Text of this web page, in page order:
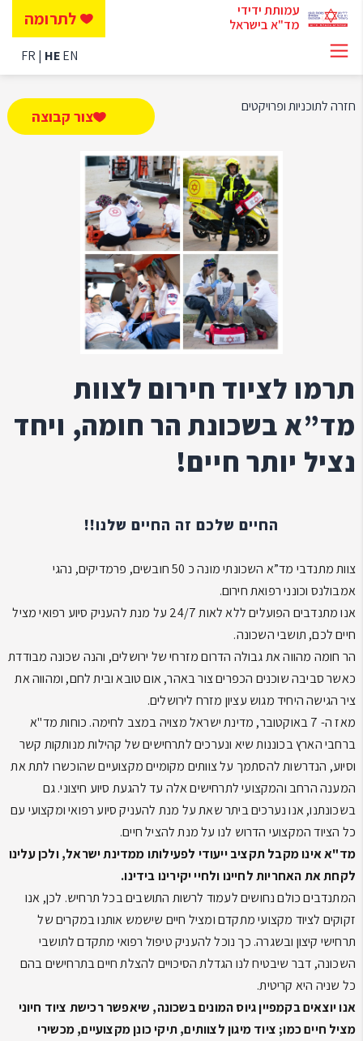
עמותת ידידי
מד"א בישראל
לתרומה
FR HEEN
צור קבוצה
חזרה לתוכניות ופרויקטים
תרמו לציוד חירום לצוות
מד”א בשכונת הר חומה, ויחד
נציל יותר חיים!
החיים שלכם זה החיים שלנו!!
צוות מתנדבי מד”א השכונתי מונה כ 50 חובשים, פרמדיקים, נהגי
אמבולנס וכונני רפואת חירום.
אנו מתנדבים הפועלים ללא לאות 24/7 על מנת להעניק סיוע רפואי מציל
חיים לכם, תושבי השכונה.
הר חומה מהווה את גבולה הדרום מזרחי של ירושלים, והנה שכונה מבודדת
כאשר סביבה שוכנים הכפרים צור באהר, אום טובא ובית לחם, ומהווה את
ציר הגישה היחיד מגוש עציון מזרח לירושלים.
מאז ה- 7 באוקטובר, מדינת ישראל מצויה במצב לחימה. כוחות מד"א
ברחבי הארץ בכוננות שיא ונערכים לתרחישים של קהילות מנותקות קשר
וסיוע, הנדרשות להסתמך על צוותים מקומיים מקצועיים שהוכשרו לתת את
המענה הרחב והמקצועי לתרחישים אלה עד להגעת סיוע חיצוני. גם
בשכונתנו, אנו נערכים ביתר שאת על מנת להעניק סיוע רפואי ומקצועי עם
כל הציוד המקצועי הדרוש לנו על מנת להציל חיים.
מד"א אינו מקבל תקציב ייעודי לפעילותו ממדינת ישראל, ולכן עלינו
לקחת את האחריות לחיינו ולחיי יקירינו בידינו.
המתנדבים כולם נחושים לעמוד לרשות התושבים בכל תרחיש. לכן, אנו
זקוקים לציוד מקצועי מתקדם ומציל חיים שישמש אותנו במקרים של
תרחישי קיצון ובשגרה. כך נוכל להעניק טיפול רפואי מתקדם לתושבי
השכונה, דבר שיבטיח לנו הגדלת הסיכויים להצלת חיים בתרחישים בהם
כל שניה היא קריטית.
אנו יוצאים בקמפיין גיוס המונים בשכונה, שיאפשר רכישת ציוד חיוני
מציל חיים כמו; ציוד מיגון לצוותים, תיקי כונן מקצועיים, מכשירי